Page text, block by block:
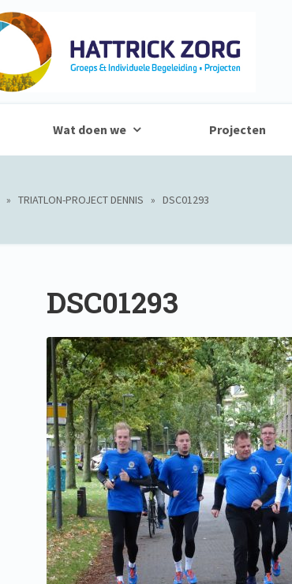
Wat doen we Projecten
» TRIATLON-PROJECT DENNIS » DSC01293
DSC01293